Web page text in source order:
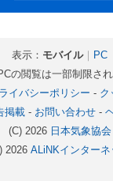
表示： モバイル｜ PC
の閲覧は一部制限さ
イバシーポリシー - ク
掲載- お問い合わせ-
(C) 2026 日本気象協会
2026 ALiNKインターネ